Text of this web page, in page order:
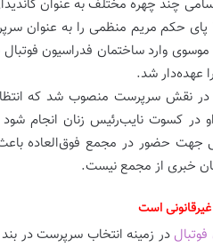
چند چهره مختلف به عنوان
سوم اسفندماه 1401 پای حکم مریم منظمی را
وارد ساختمان فدراسیون فوتبال
عهده‌دار شد.
کسوت نایب‌رئیس زنان انجام شود
جهت حضور در مجمع فوق‌العاده
خبری از مجمع نیست.
است